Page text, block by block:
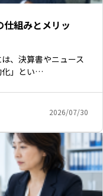
組みとメリッ
、決算書やニュース
化」とい…
2026/07/30